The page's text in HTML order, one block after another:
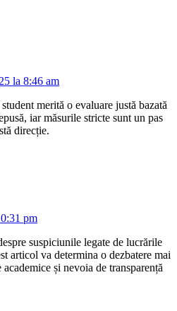
la 8:46 am
merită o evaluare justă bazată
iar măsurile stricte sunt un pas
direcție.
pm
suspiciunile legate de lucrările
articol va determina o dezbatere mai
și nevoia de transparență